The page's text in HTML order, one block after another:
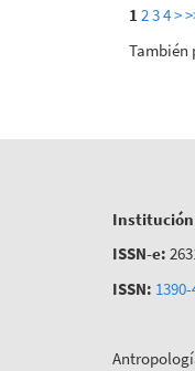
1 234>
También
ISSN-e:
ISSN: